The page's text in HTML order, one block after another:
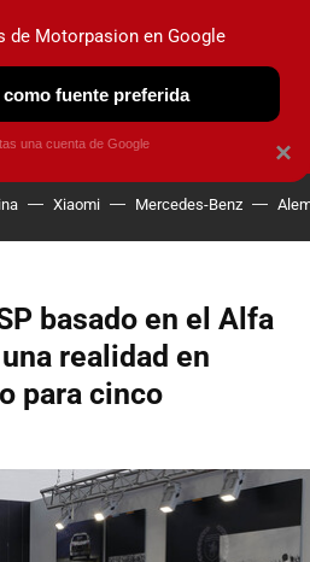
OBSERVATORIO
Xiaomi Mercedes-Benz
basado en el Alfa
realidad en
para cinco
×
de Motorpasion en Google
fuente preferida
una cuenta de Google